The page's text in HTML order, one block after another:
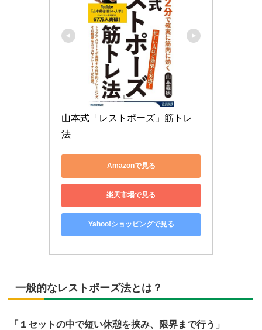
山本式「レストポーズ」筋トレ
法
Amazonで見る
楽天市場で見る
Yahoo!ショッピングで見る
一般的なレストポーズ法とは？
「１セットの中で短い休憩を挟み、限界まで行う」